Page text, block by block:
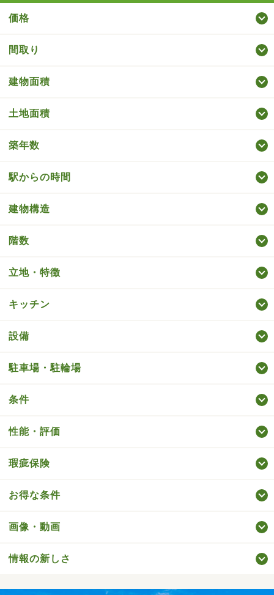
価格
間取り
建物面積
土地面積
築年数
駅からの時間
建物構造
階数
立地・特徴
キッチン
設備
駐車場・駐輪場
条件
性能・評価
瑕疵保険
お得な条件
画像・動画
情報の新しさ